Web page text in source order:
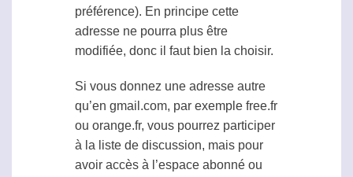
préférence). En principe cette
adresse ne pourra plus être
modifiée, donc il faut bien la choisir.
Si vous donnez une adresse autre
qu’en gmail.com, par exemple free.fr
ou orange.fr, vous pourrez participer
à la liste de discussion, mais pour
avoir accès à l’espace abonné ou